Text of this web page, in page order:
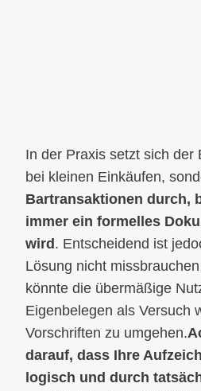
In der Praxis setzt sich der
bei kleinen Einkäufen,
Bartransaktionen durch,
immer ein formelles
wird . Entscheidend ist
Lösung nicht
könnte die übermäßige
Eigenbelegen als Versuch
Vorschriften zu umgehen.
darauf, dass Ihre
logisch und durch